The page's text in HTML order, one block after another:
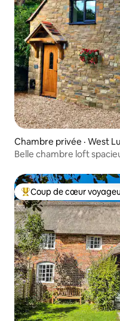
Chambre privée · West
Belle chambre loft
Coup de cœur voyageurs
Coup de cœur